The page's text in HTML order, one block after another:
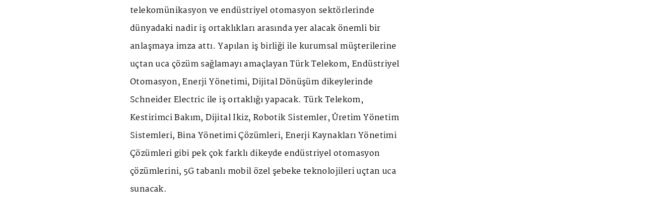
telekomünikasyon ve endüstriyel otomasyon sektörlerinde
dünyadaki nadir iş ortaklıkları arasında yer alacak önemli bir
anlaşmaya imza attı. Yapılan iş birliği ile kurumsal müşterilerine
uçtan uca çözüm sağlamayı amaçlayan Türk Telekom, Endüstriyel
Otomasyon, Enerji Yönetimi, Dijital Dönüşüm dikeylerinde
Schneider Electric ile iş ortaklığı yapacak. Türk Telekom,
Kestirimci Bakım, Dijital İkiz, Robotik Sistemler, Üretim Yönetim
Sistemleri, Bina Yönetimi Çözümleri, Enerji Kaynakları Yönetimi
Çözümleri gibi pek çok farklı dikeyde endüstriyel otomasyon
çözümlerini, 5G tabanlı mobil özel şebeke teknolojileri uçtan uca
sunacak.